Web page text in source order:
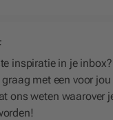
inspiratie in je
graag met een voor
ons weten waarover